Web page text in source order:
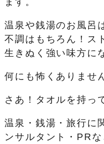
温泉や銭湯のお風呂
不調はもちろん！ス
生きぬく強い味方に
何にも怖くありませ
さあ！タオルを持っ
温泉・銭湯・旅行に
ンサルタント・PR